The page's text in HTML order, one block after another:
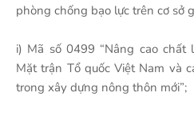
phòng chống bạo lực trên cơ sở
i) Mã số 0499 “Nâng cao chất
Mặt trận Tổ quốc Việt Nam và
trong xây dựng nông thôn mới”;